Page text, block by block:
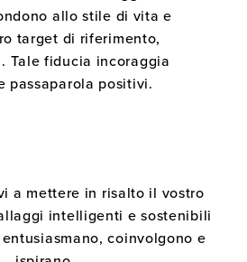
allo stile di vita e
target di riferimento,
Tale fiducia incoraggia
passaparola positivi.
a mettere in risalto il vostro
intelligenti e sostenibili
coinvolgono e